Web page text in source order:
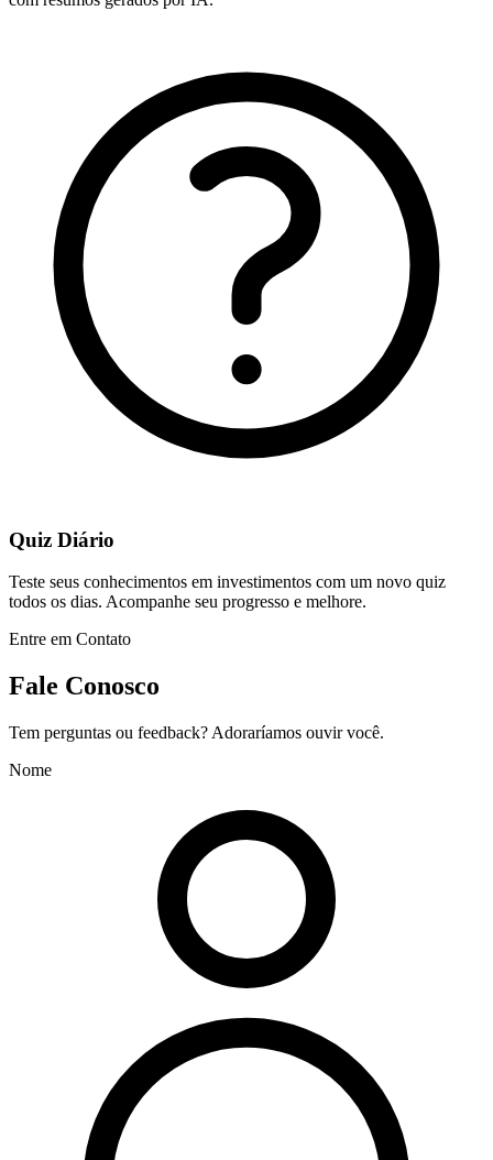
Quiz Diário
Teste seus conhecimentos em investimentos com um novo quiz
todos os dias. Acompanhe seu progresso e melhore.
Entre em Contato
Fale Conosco
Tem perguntas ou feedback? Adoraríamos ouvir você.
Nome